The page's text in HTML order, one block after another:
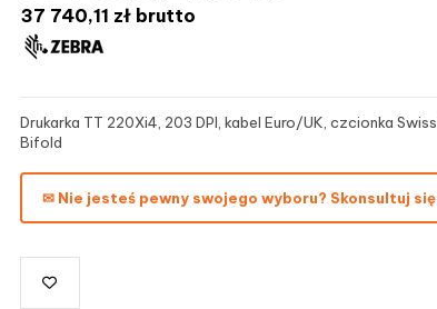
37 740,11 zł brutto
Drukarka TT 220Xi4, 203 DPI, kabel Euro/UK, czcionka
Bifold
✉ Nie jesteś pewny swojego wyboru? Skonsultuj się